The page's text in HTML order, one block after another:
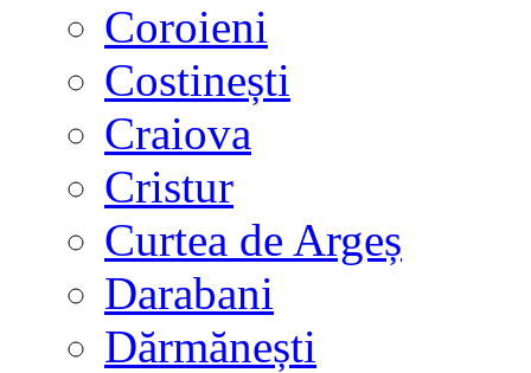
Coroieni
Costinești
Craiova
Cristur
Curtea de Argeș
Darabani
Dărmănești